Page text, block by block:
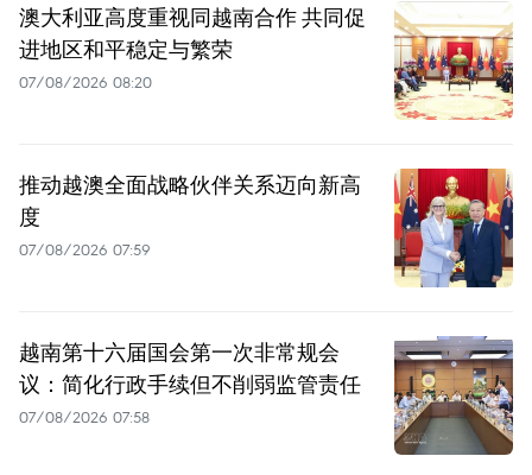
澳大利亚高度重视同越南合作 共同促
进地区和平稳定与繁荣
07/08/2026 08:20
推动越澳全面战略伙伴关系迈向新高
度
07/08/2026 07:59
越南第十六届国会第一次非常规会
议：简化行政手续但不削弱监管责任
07/08/2026 07:58